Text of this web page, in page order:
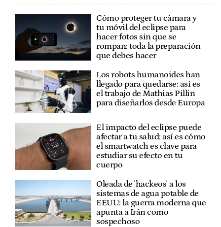
Cómo proteger tu cámara y
tu móvil del eclipse para
hacer fotos sin que se
rompan: toda la preparación
que debes hacer
Los robots humanoides han
llegado para quedarse: así es
el trabajo de Mathias Pillin
para diseñarlos desde Europa
El impacto del eclipse puede
afectar a tu salud: así es cómo
el smartwatch es clave para
estudiar su efecto en tu
cuerpo
Oleada de 'hackeos' a los
sistemas de agua potable de
EEUU: la guerra moderna que
apunta a Irán como
sospechoso